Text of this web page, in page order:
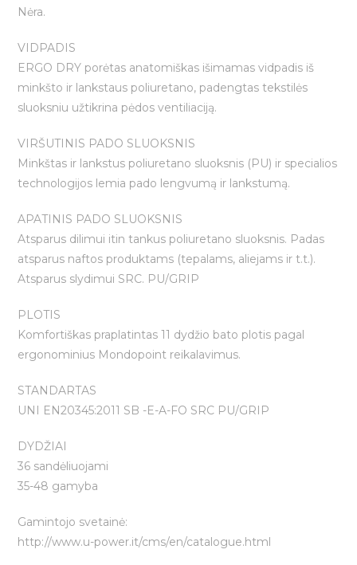
Nėra.
VIDPADIS
ERGO DRY porėtas anatomiškas išimamas vidpadis iš
minkšto ir lankstaus poliuretano, padengtas tekstilės
sluoksniu užtikrina pėdos ventiliaciją.
VIRŠUTINIS PADO SLUOKSNIS
Minkštas ir lankstus poliuretano sluoksnis (PU) ir specialios
technologijos lemia pado lengvumą ir lankstumą.
APATINIS PADO SLUOKSNIS
Atsparus dilimui itin tankus poliuretano sluoksnis. Padas
atsparus naftos produktams (tepalams, aliejams ir t.t.).
Atsparus slydimui SRC. PU/GRIP
PLOTIS
Komfortiškas praplatintas 11 dydžio bato plotis pagal
ergonominius Mondopoint reikalavimus.
STANDARTAS
UNI EN20345:2011 SB -E-A-FO SRC PU/GRIP
DYDŽIAI
36 sandėliuojami
35-48 gamyba
Gamintojo svetainė:
http://www.u-power.it/cms/en/catalogue.html